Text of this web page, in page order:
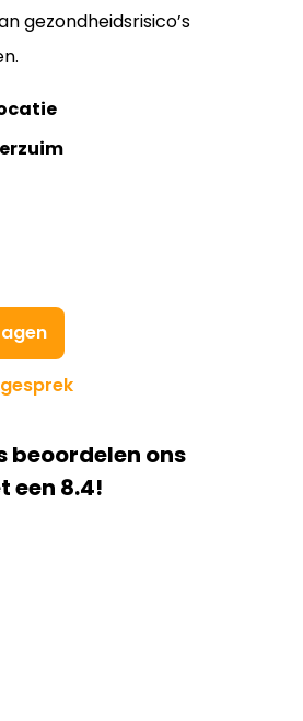
gezondheidsrisico’s
beoordelen ons
een 8.4!